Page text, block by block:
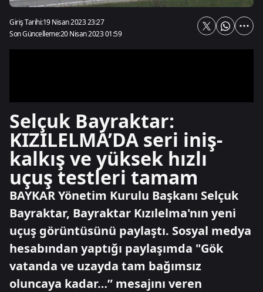
Giriş Tarihi:19 Nisan 2023 23:27
Son Güncelleme:20 Nisan 2023 01:59
Selçuk Bayraktar:
KIZILELMA’DA seri iniş-
kalkış ve yüksek hızlı
uçuş testleri tamam
BAYKAR Yönetim Kurulu Başkanı Selçuk
Bayraktar, Bayraktar Kızılelma'nın yeni
uçuş görüntüsünü paylaştı. Sosyal medya
hesabından yaptığı paylaşımda "Gök
vatanda ve uzayda tam bağımsız
oluncaya kadar…” mesajını veren